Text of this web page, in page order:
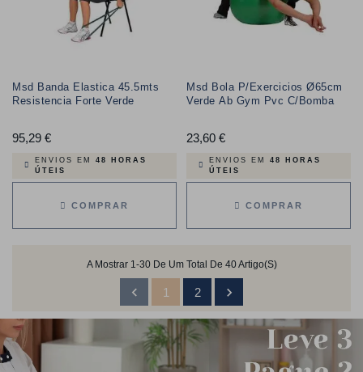
Msd Banda Elastica 45.5mts
Resistencia Forte Verde
95,29 €Preço
ENVIOS EM 48 HORAS
ÚTEIS
COMPRAR
Msd Bola P/Exercicios Ø65cm
Verde Ab Gym Pvc C/Bomba
23,60 €Preço
ENVIOS EM 48 HORAS
ÚTEIS
COMPRAR
A Mostrar 1-30 De Um Total De 40 Artigo(s)
 1 2 